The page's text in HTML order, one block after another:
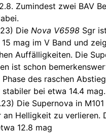
Zumindest zwei BAV
Die Nova V6598 Sgr
15 mag im V Band und
Auffälligkeiten. Die
ist schon
Phase des raschen
bei etwa 14.4 mag.
Die Supernova in
an Helligkeit zu verlieren.
12.8 mag